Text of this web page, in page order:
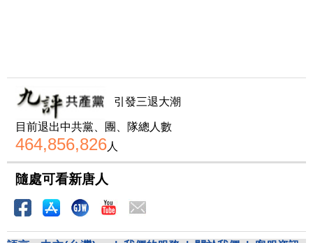
引發三退大潮
目前退出中共黨、團、隊總人數
464,856,826人
隨處可看新唐人